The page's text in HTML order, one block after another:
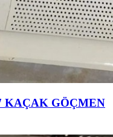
KAÇAK GÖÇMEN